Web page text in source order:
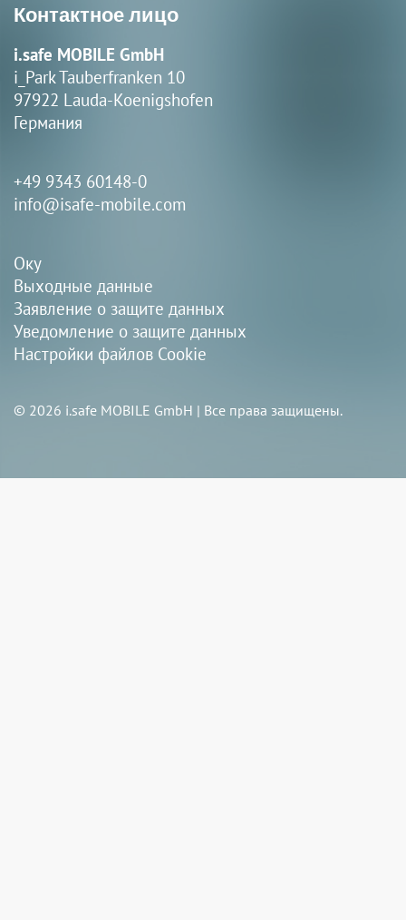
Контактное лицо
i.safe MOBILE GmbH
i_Park Tauberfranken 10
97922 Lauda-Koenigshofen
Германия
+49 9343 60148-0
info@isafe-mobile.com
Оку
Выходные данные
Заявление о защите данных
Уведомление о защите данных
Настройки файлов Cookie
© 2026 i.safe MOBILE GmbH | Все права защищены.